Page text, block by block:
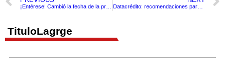
Datacrédito: recomendaciones para mejorar tu puntaje crediticio.
TituloLagrge